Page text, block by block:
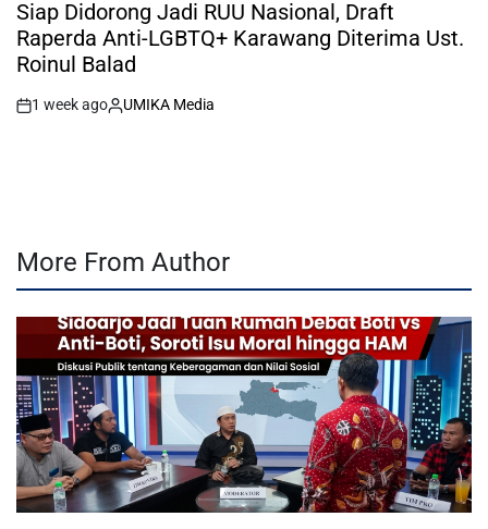
IN
Siap Didorong Jadi RUU Nasional, Draft
Raperda Anti-LGBTQ+ Karawang Diterima Ust.
Roinul Balad
on
1 week ago
Posted
UMIKA Media
More From Author